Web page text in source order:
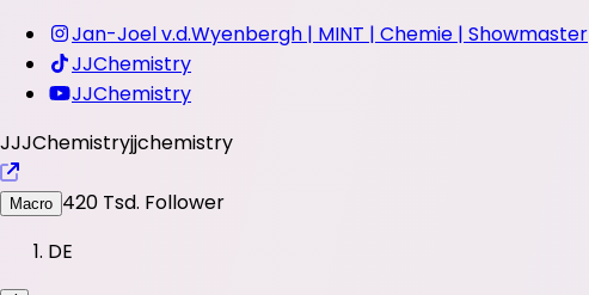
Jan-Joel v.d.Wyenbergh | MINT | Chemie | Showmaster
JJChemistry
JJChemistry
JJJChemistryjjchemistry
Macro 420 Tsd. Follower
DE